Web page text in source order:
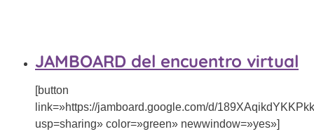
JAMBOARD del encuentro virtual
[button
link=»https://jamboard.google.com/d/
usp=sharing» color=»green» newwindow=»yes»]